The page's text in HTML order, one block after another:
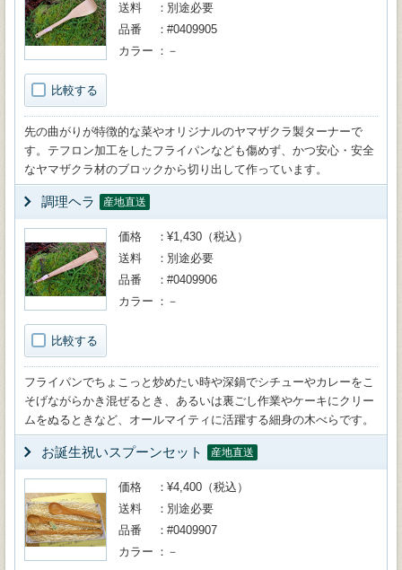
比較する
送料
別途必要
品番
#0409905
カラー
－
先の曲がりが特徴的な菜やオリジナルのヤマザクラ製ターナーで
す。テフロン加工をしたフライパンなども傷めず、かつ安心・安全
なヤマザクラ材のブロックから切り出して作っています。
調理ヘラ 産地直送
比較する
価格
¥1,430（税込）
送料
別途必要
品番
#0409906
カラー
－
フライパンでちょこっと炒めたい時や深鍋でシチューやカレーをこ
そげながらかき混ぜるとき、あるいは裏ごし作業やケーキにクリー
ムをぬるときなど、オールマイティに活躍する細身の木べらです。
お誕生祝いスプーンセット 産地直送
価格
¥4,400（税込）
送料
別途必要
品番
#0409907
カラー
－